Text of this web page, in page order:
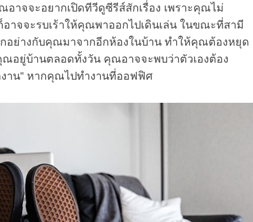
าจจะอยากเปิดทีวีดูซีรีส์สักเรื่อง เพราะคุณไม่
จจะรบเร้าให้คุณพาออกไปเดินเล่น ในขณะที่สามี
อย่างกับคุณมาจากอีกห้องในบ้าน ทำให้คุณต้องหยุด
อยู่บ้านตลอดทั้งวัน คุณอาจจะพบว่าตัวเองต้อง
งาน” หากคุณไปทำงานที่ออฟฟิศ